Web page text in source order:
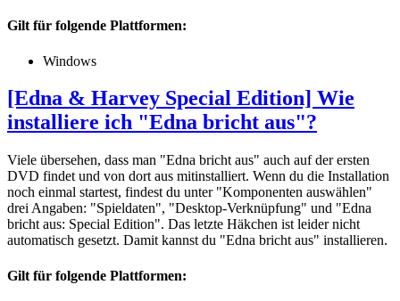
Gilt für folgende Plattformen:
Windows
[Edna & Harvey Special Edition] Wie
installiere ich "Edna bricht aus"?
Viele übersehen, dass man "Edna bricht aus" auch auf der ersten
DVD findet und von dort aus mitinstalliert. Wenn du die Installation
noch einmal startest, findest du unter "Komponenten auswählen"
drei Angaben: "Spieldaten", "Desktop-Verknüpfung" und "Edna
bricht aus: Special Edition". Das letzte Häkchen ist leider nicht
automatisch gesetzt. Damit kannst du "Edna bricht aus" installieren.
Gilt für folgende Plattformen: